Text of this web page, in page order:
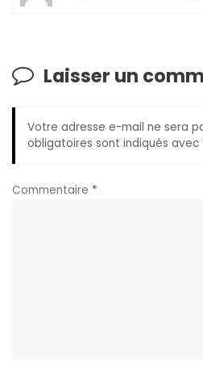
Laisser un
Votre adresse e-mail ne sera
obligatoires sont indiqués avec
Commentaire *